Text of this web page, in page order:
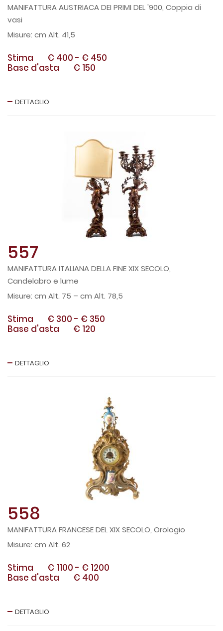
MANIFATTURA AUSTRIACA DEI PRIMI DEL '900, Coppia di
vasi
cm Alt. 41,5
Stima € 400 - € 450
Base d'asta
€ 150
DETTAGLIO
557
MANIFATTURA ITALIANA DELLA FINE XIX SECOLO,
Candelabro e lume
cm Alt. 75 – cm Alt. 78,5
Stima € 300 - € 350
Base d'asta
€ 120
DETTAGLIO
558
MANIFATTURA FRANCESE DEL XIX SECOLO, Orologio
cm Alt. 62
Stima € 1100 - € 1200
Base d'asta
€ 400
DETTAGLIO